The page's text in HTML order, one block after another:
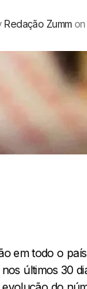
Redação Zumm
em todo o
últimos 30